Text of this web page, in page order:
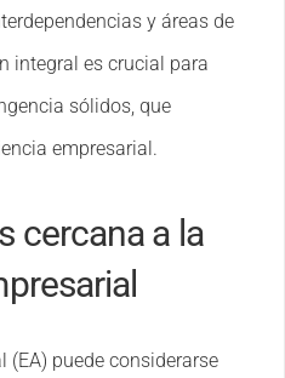
y áreas de
integral es crucial para
sólidos, que
empresarial.
cercana a la
(EA) puede considerarse